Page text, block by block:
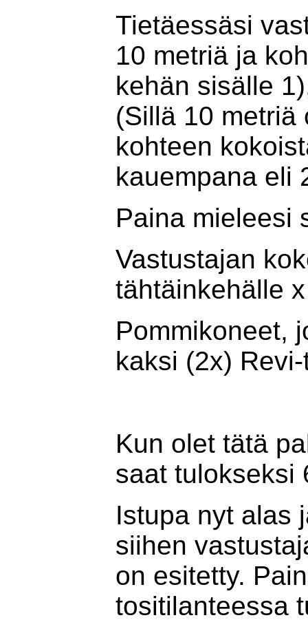
Tietäessäsi
10 metriä ja
kehän sisälle
(Sillä 10 metriä
kohteen
kauempana eli
Paina mieleesi
Vastustajan
tähtäinkehälle
Pommikoneet,
kaksi (2x)
Kun olet tätä
saat tulokseksi
Istupa nyt alas
siihen
on esitetty.
tositilanteessa